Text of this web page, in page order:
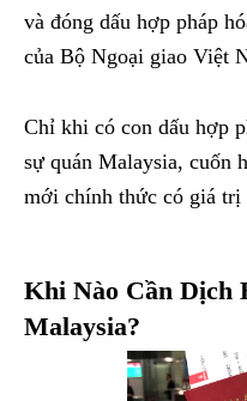
và đóng dấu hợp pháp
của Bộ Ngoại giao Việt
Chỉ khi có con dấu hợp
sự quán Malaysia, cuốn
mới chính thức có giá trị
Khi Nào Cần Dịch
Malaysia?